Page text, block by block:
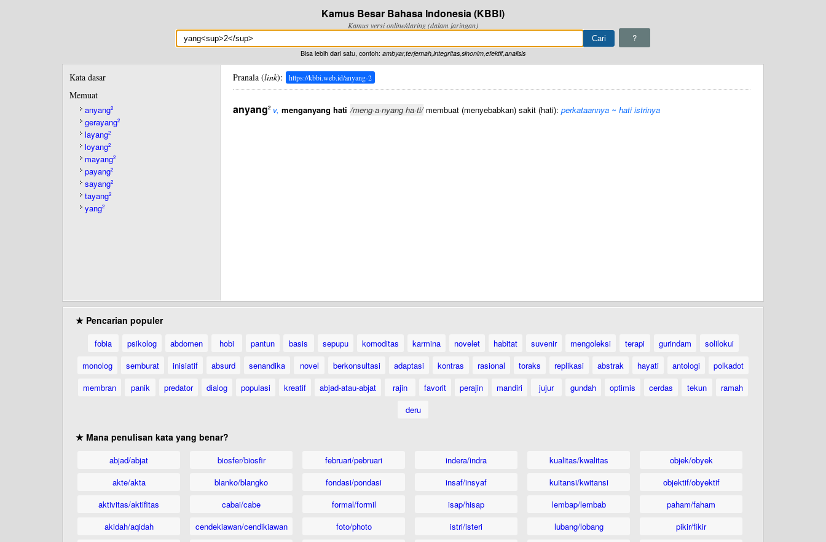
Kamus Besar Bahasa Indonesia (KBBI)
Kamus versi online/daring (dalam jaringan)
?
Bisa lebih dari satu, contoh: ambyar,terjemah,integritas,sinonim,efektif,analisis
Kata dasar
Memuat
anyang2
gerayang2
layang2
loyang2
mayang2
payang2
sayang2
tayang2
yang2
Pranala (link): https://kbbi.web.id/anyang-2
anyang2 v, menganyang hati /meng·a·nyang ha·ti/membuat (menyebabkan) sakit (hati): perkataannya ~ hati istrinya
★ Pencarian populer
fobia psikolog abdomen hobi pantun basis sepupu komoditas karmina novelet habitat suvenir mengoleksi terapi gurindam
solilokui
monolog
semburat inisiatif absurd senandika novel berkonsultasi adaptasi kontras rasional toraks replikasi abstrak hayati antologi
polkadot
membran
panik predator dialog populasi kreatif abjad-atau-abjat rajin favorit perajin mandiri jujur gundah optimis cerdas tekun
ramah
deru
★ Mana penulisan kata yang benar?
abjad/abjat
akte/akta
aktivitas/aktifitas
akidah/aqidah
biosfer/biosfir
blanko/blangko
cabai/cabe
cendekiawan/cendikiawan
februari/pebruari
fondasi/pondasi
formal/formil
foto/photo
indera/indra
insaf/insyaf
isap/hisap
istri/isteri
kualitas/kwalitas
kuitansi/kwitansi
lembap/lembab
lubang/lobang
objek/obyek
objektif/obyektif
paham/faham
pikir/fikir